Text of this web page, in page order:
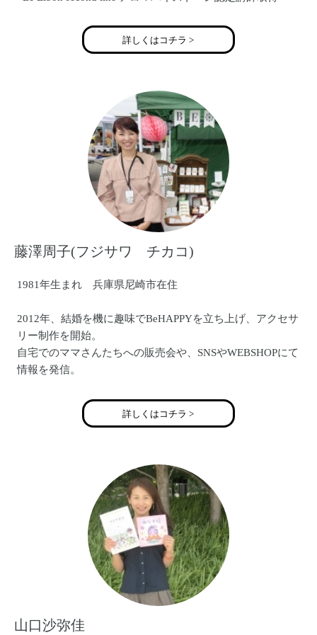
詳しくはコチラ >
藤澤周子(フジサワ チカコ)
1981年生まれ 兵庫県尼崎市在住
2012年、結婚を機に趣味でBeHAPPYを立ち上げ、アクセサ
リー制作を開始。
自宅でのママさんたちへの販売会や、SNSやWEBSHOPにて
情報を発信。
ママさんが集まりそうな場所を中心にイベントに出店中。
二歳の女の子のママ。
Be HAPPYのアクセサリーをつけたあなたが可愛くなった
り、わくわくしたり
“幸せ”な気持ちになりますように・・・
また作ったアクセサリーもあなたのお気に入りになるこ
とで“幸せ”になってほしい・・・
一つ一つにそんな想いを込めて作っています。
詳しくはコチラ >
山口沙弥佳